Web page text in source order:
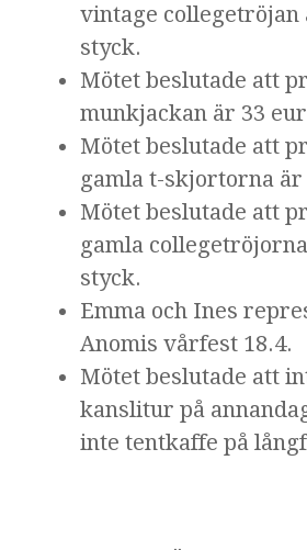
vintage collegetröjan
styck.
Mötet beslutade att
munkjackan är 33
Mötet beslutade att
gamla t-skjortorna är
Mötet beslutade att
gamla
styck.
Emma och Ines
Anomis vårfest 18.4.
Mötet beslutade att
kanslitur på
inte tentkaffe på